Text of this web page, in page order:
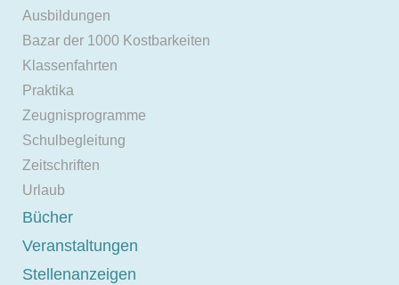
Ausbildungen
Bazar der 1000 Kostbarkeiten
Klassenfahrten
Praktika
Zeugnisprogramme
Schulbegleitung
Zeitschriften
Urlaub
Bücher
Veranstaltungen
Stellenanzeigen